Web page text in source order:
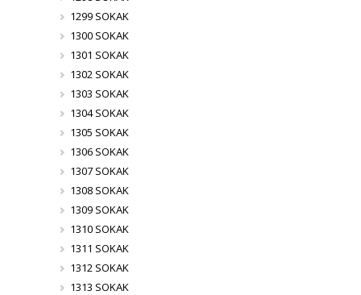
1299 SOKAK
1300 SOKAK
1301 SOKAK
1302 SOKAK
1303 SOKAK
1304 SOKAK
1305 SOKAK
1306 SOKAK
1307 SOKAK
1308 SOKAK
1309 SOKAK
1310 SOKAK
1311 SOKAK
1312 SOKAK
1313 SOKAK